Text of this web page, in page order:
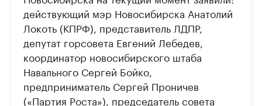
действующий мэр Новосибирска Анатолий
Локоть (КПРФ), представитель ЛДПР,
депутат горсовета Евгений Лебедев,
координатор новосибирского штаба
Навального Сергей Бойко,
предприниматель Сергей Проничев
(«Партия Роста»), председатель совета